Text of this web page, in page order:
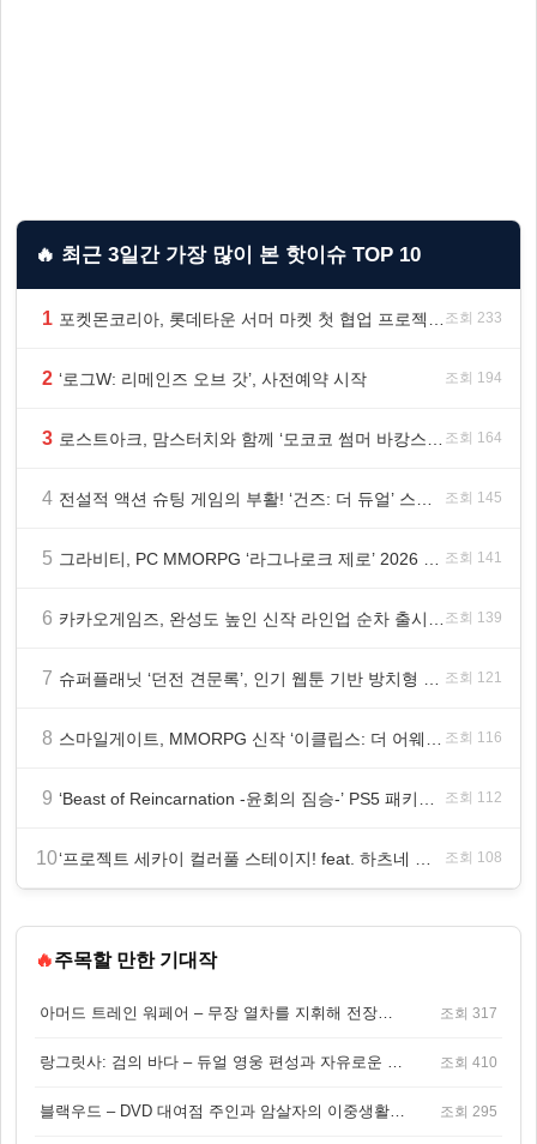
🔥 최근 3일간 가장 많이 본 핫이슈 TOP 10
1 조회 233
2 ‘로그W: 리메인즈 오브 갓’, 사전예약 시작 조회 194
3 조회 164
4 조회 145
5 조회 141
6 조회 139
7 조회 121
8 조회 116
9 조회 112
10 조회 108
🔥주목할 만한 기대작
아머드 트레인 워페어 – 무장 열차를 지휘해 전장을 돌파하는 생존 전투 게임 조회 317
랑그릿사: 검의 바다 – 듀얼 영웅 편성과 자유로운 탐험을 결합한 판타지 전략 RPG 조회 410
블랙우드 – DVD 대여점 주인과 암살자의 이중생활을 그린 3인칭 액션 스릴러 게임 조회 295